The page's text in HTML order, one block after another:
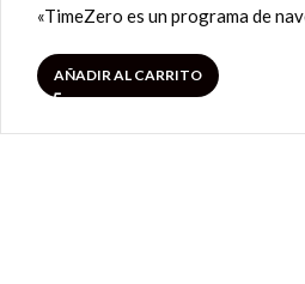
«TimeZero es un programa de
AÑADIR AL CARRITO